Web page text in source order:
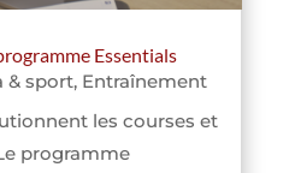
Essentials
& sport, Entraînement
les courses et
programme